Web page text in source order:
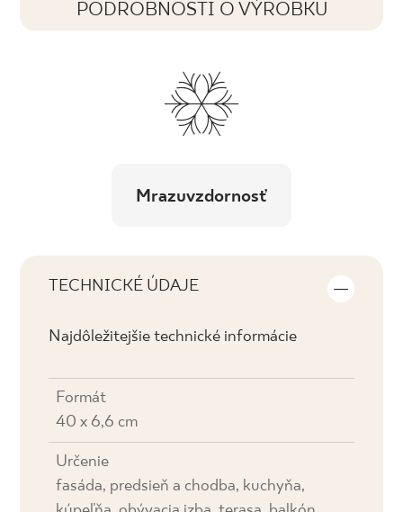
PODROBNOSTI O VÝROBKU
Mrazuvzdornosť
TECHNICKÉ ÚDAJE
Najdôležitejšie technické informácie
Formát
40 x 6,6 cm
Určenie
fasáda, predsieň a chodba, kuchyňa,